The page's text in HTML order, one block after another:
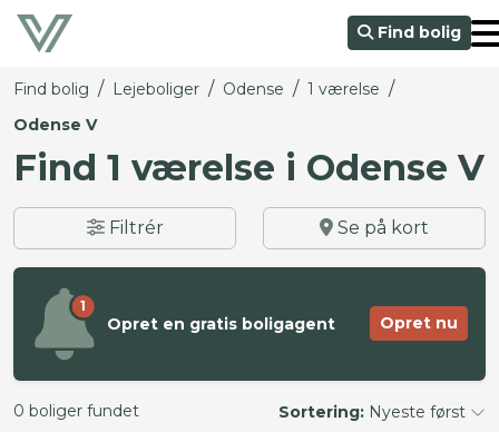
Find bolig
Find bolig / Lejeboliger / Odense / 1 værelse /
Odense V
Find 1 værelse i Odense V
Filtrér Se på kort
1
Opret en gratis boligagent Opret nu
0 boliger fundet Sortering: Nyeste først